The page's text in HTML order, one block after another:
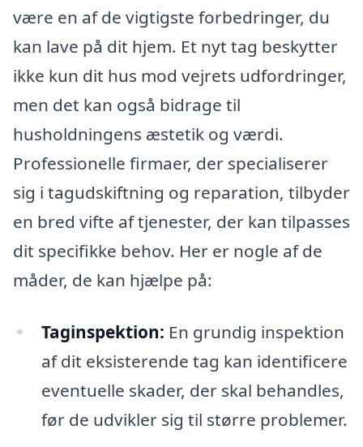
være en af de vigtigste forbedringer, du
kan lave på dit hjem. Et nyt tag beskytter
ikke kun dit hus mod vejrets udfordringer,
men det kan også bidrage til
husholdningens æstetik og værdi.
Professionelle firmaer, der specialiserer
sig i tagudskiftning og reparation, tilbyder
en bred vifte af tjenester, der kan tilpasses
dit specifikke behov. Her er nogle af de
måder, de kan hjælpe på:
Taginspektion: En grundig inspektion
af dit eksisterende tag kan identificere
eventuelle skader, der skal behandles,
før de udvikler sig til større problemer.